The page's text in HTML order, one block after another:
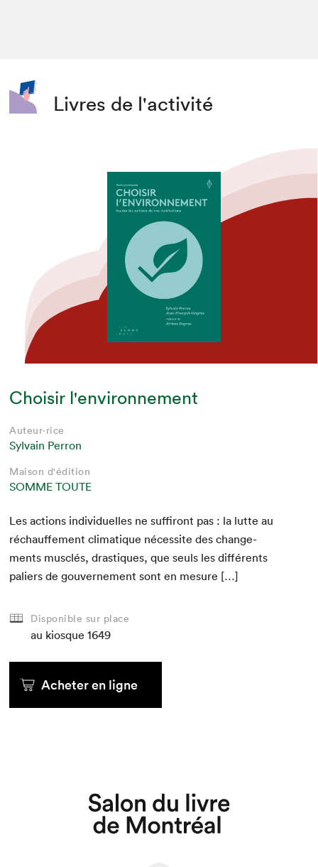
Que cherchez-vous?
Livres de l'activité
Choisir l'environnement
Auteur·rice
Sylvain Perron
Maison d'édition
SOMME TOUTE
Les actions indi­vidu­elles ne suf­firont pas : la lutte au
réchauf­fe­ment cli­ma­tique néces­site des change­
ments mus­clés, dras­tiques, que seuls les dif­férents
paliers de gou­verne­ment sont en mesure […]
Disponible sur place
au kiosque 1649
Acheter en ligne